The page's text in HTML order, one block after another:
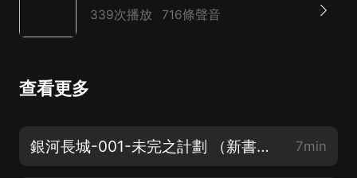
339次播放 716條聲音
查看更多
銀河長城-001-未完之計劃 （新書上架！求支持啊！） 7min